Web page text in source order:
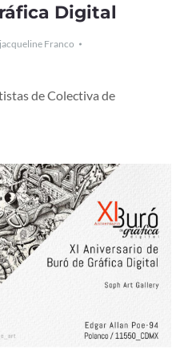
Digital
jacqueline Franco
de Colectiva de